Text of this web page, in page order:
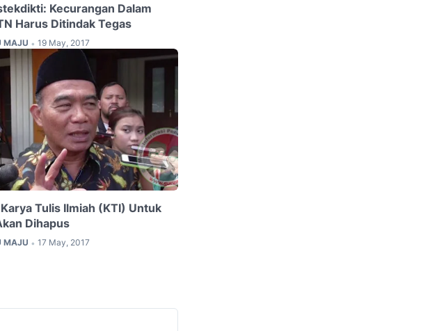
Kecurangan Dalam
Harus Ditindak Tegas
MAJU • 19 May, 2017
Tulis Ilmiah (KTI) Untuk
Dihapus
MAJU • 17 May, 2017